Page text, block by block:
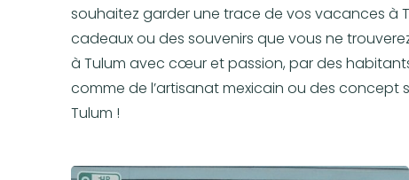
souhaitez garder une trace de vos vacances à
cadeaux ou des souvenirs que vous ne
à Tulum avec cœur et passion, par des
comme de l’artisanat mexicain ou des concept
Tulum !